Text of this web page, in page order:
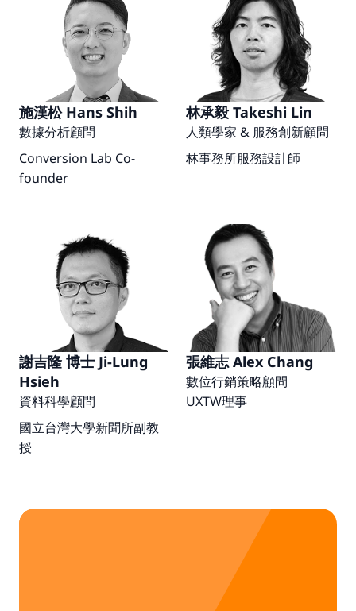
施漢松 Hans Shih
數據分析顧問
Conversion Lab Co-
founder
林承毅 Takeshi Lin
人類學家 & 服務創新顧問
林事務所服務設計師
謝吉隆 博士 Ji-Lung
Hsieh
資料科學顧問
國立台灣大學新聞所副教
授
張維志 Alex Chang
數位行銷策略顧問
UXTW理事